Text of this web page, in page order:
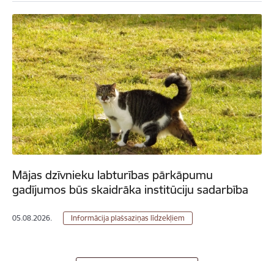
Mājas dzīvnieku labturības pārkāpumu
gadījumos būs skaidrāka institūciju sadarbība
05.08.2026. Informācija plašsaziņas līdzekļiem